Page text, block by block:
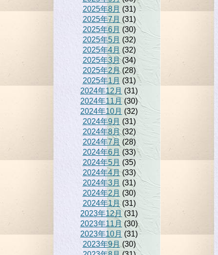
2025年8月(31)
2025年7月 (31)
2025年6月 (30)
2025年5月 (32)
2025年4月 (32)
2025年3月(34)
2025年2月(28)
2025年1月 (31)
2024年12月 (31)
2024年11月 (30)
2024年10月 (32)
2024年9月 (31)
2024年8月(32)
2024年7月(28)
2024年6月 (33)
2024年5月(35)
2024年4月(33)
2024年3月 (31)
2024年2月 (30)
2024年1月(31)
2023年12月(31)
2023年11月 (30)
2023年10月 (31)
2023年9月(30)